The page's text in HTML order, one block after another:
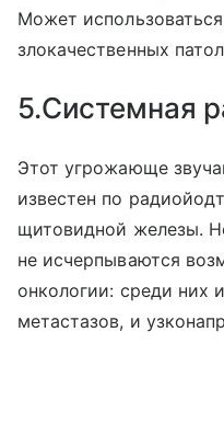
Может
злокачественных
5.Системная
Этот угрожающе
известен по
щитовидной железы.
не исчерпываются
онкологии: среди них
метастазов, и